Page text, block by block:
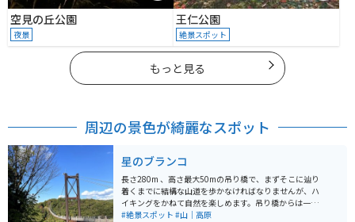
空見の丘公園
夜景
王仁公園
絶景スポット
もっと見る
周辺の景色が綺麗なスポット
星のブランコ
長さ280m 、高さ最大50mの吊り橋で、まずそこに辿り
着くまでに結構な山道を歩かなければなりませんが、ハ
イキングをかねて自然を楽しめます。吊り橋からは一面
の絶景が見え、そこまでの苦労が報われるでしょう。展
#絶景スポット #山｜高原